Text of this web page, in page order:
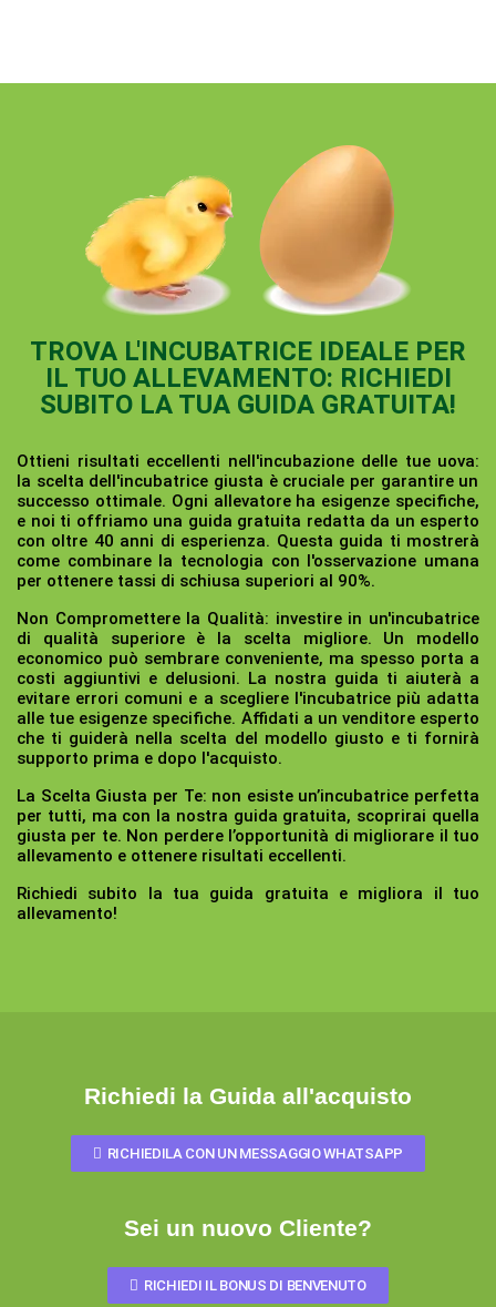
TROVA L'INCUBATRICE IDEALE PER
IL TUO ALLEVAMENTO: RICHIEDI
SUBITO LA TUA GUIDA GRATUITA!
Ottieni risultati eccellenti nell'incubazione delle tue uova:
la scelta dell'incubatrice giusta è cruciale per garantire un
successo ottimale. Ogni allevatore ha esigenze specifiche,
e noi ti offriamo una guida gratuita redatta da un esperto
con oltre 40 anni di esperienza. Questa guida ti mostrerà
come combinare la tecnologia con l'osservazione umana
per ottenere tassi di schiusa superiori al 90%.
Non Compromettere la Qualità: investire in un'incubatrice
di qualità superiore è la scelta migliore. Un modello
economico può sembrare conveniente, ma spesso porta a
costi aggiuntivi e delusioni. La nostra guida ti aiuterà a
evitare errori comuni e a scegliere l'incubatrice più adatta
alle tue esigenze specifiche. Affidati a un venditore esperto
che ti guiderà nella scelta del modello giusto e ti fornirà
supporto prima e dopo l'acquisto.
La Scelta Giusta per Te: non esiste un’incubatrice perfetta
per tutti, ma con la nostra guida gratuita, scoprirai quella
giusta per te. Non perdere l’opportunità di migliorare il tuo
allevamento e ottenere risultati eccellenti.
Richiedi subito la tua guida gratuita e migliora il tuo
allevamento!
Richiedi la Guida all'acquisto
RICHIEDILA CON UN MESSAGGIO WHATSAPP
Sei un nuovo Cliente?
RICHIEDI IL BONUS DI BENVENUTO